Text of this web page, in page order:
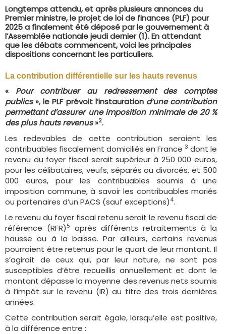
Longtemps attendu, et après plusieurs annonces du
Premier ministre, le projet de loi de finances (PLF) pour
2025 a finalement été déposé par le gouvernement à
l’Assemblée nationale jeudi dernier (1). En attendant
que les débats commencent, voici les principales
dispositions concernant les particuliers.
La contribution différentielle sur les hauts revenus
« Pour contribuer au redressement des comptes
publics», le PLF prévoit l’instauration d’une contribution
permettant d’assurer une imposition minimale de 20 %
des plus hauts revenus»2.
Les redevables de cette contribution seraient les
contribuables fiscalement domiciliés en France 3 dont le
revenu du foyer fiscal serait supérieur à 250 000 euros,
pour les célibataires, veufs, séparés ou divorcés, et 500
000 euros, pour les contribuables soumis à une
imposition commune, à savoir les contribuables mariés
ou partenaires d’un PACS (sauf exceptions)4.
Le revenu du foyer fiscal retenu serait le revenu fiscal de
référence (RFR)5
après différents retraitements à la
hausse ou à la baisse. Par ailleurs, certains revenus
pourraient être retenus pour le quart de leur montant. Il
s’agirait de ceux qui, par leur nature, ne sont pas
susceptibles d’être recueillis annuellement et dont le
montant dépasse la moyenne des revenus nets soumis
à l’impôt sur le revenu (IR) au titre des trois dernières
années.
Cette contribution serait égale, lorsqu’elle est positive,
à la différence entre :